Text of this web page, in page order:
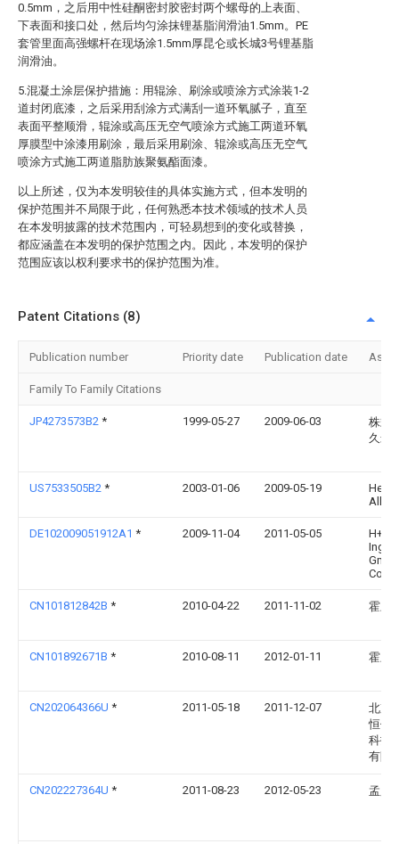
0.5mm，之后用中性硅酮密封胶密封两个螺母的上表面、
下表面和接口处，然后均匀涂抹锂基脂润滑油1.5mm。PE
套管里面高强螺杆在现场涂1.5mm厚昆仑或长城3号锂基脂
润滑油。
5.混凝土涂层保护措施：用辊涂、刷涂或喷涂方式涂装1-2
道封闭底漆，之后采用刮涂方式满刮一道环氧腻子，直至
表面平整顺滑，辊涂或高压无空气喷涂方式施工两道环氧
厚膜型中涂漆用刷涂，最后采用刷涂、辊涂或高压无空气
喷涂方式施工两道脂肪族聚氨酯面漆。
以上所述，仅为本发明较佳的具体实施方式，但本发明的
保护范围并不局限于此，任何熟悉本技术领域的技术人员
在本发明披露的技术范围内，可轻易想到的变化或替换，
都应涵盖在本发明的保护范围之内。因此，本发明的保护
范围应该以权利要求书的保护范围为准。
Patent Citations (8)
Publication number Priority date Publication date
Family To Family Citations
JP4273573B2 * 1999-05-27 2009-06-03
株式
久米
US7533505B2 * 2003-01-06 2009-05-19
Allan
DE102009051912A1 * 2009-11-04 2011-05-05
H+P
Co.
CN101812842B * 2010-04-22 2011-11-02 霍宏
CN101892671B * 2010-08-11 2012-01-11 霍宏
CN202064366U * 2011-05-18 2011-12-07
北京
恒信
科技
有限
CN202227364U * 2011-08-23 2012-05-23 孟庆